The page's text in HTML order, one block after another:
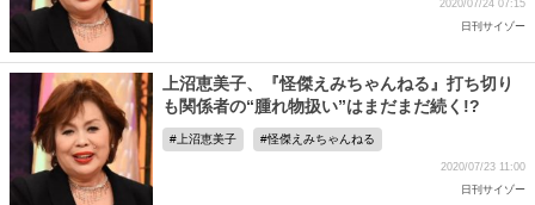
2020/07/24 07:15
日刊サイゾー
上沼恵美子、『怪傑えみちゃんねる』打ち切り
も関係者の“腫れ物扱い”はまだまだ続く!?
上沼恵美子 怪傑えみちゃんねる
2020/07/23 11:00
日刊サイゾー